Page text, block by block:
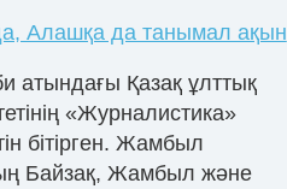
Алашқа да танымал ақын
атындағы Қазақ ұлттық
«Журналистика»
бітірген. Жамбыл
Байзақ, Жамбыл және